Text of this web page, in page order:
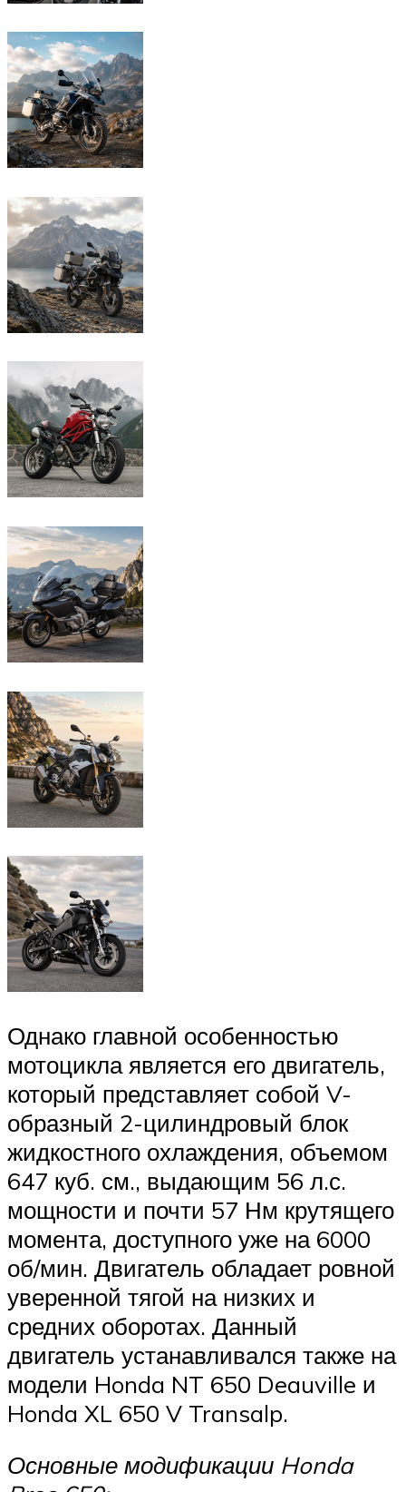
Однако главной особенностью
мотоцикла является его двигатель,
который представляет собой V-
образный 2-цилиндровый блок
жидкостного охлаждения, объемом
647 куб. см., выдающим 56 л.с.
мощности и почти 57 Нм крутящего
момента, доступного уже на 6000
об/мин. Двигатель обладает ровной
уверенной тягой на низких и
средних оборотах. Данный
двигатель устанавливался также на
модели Honda NT 650 Deauville и
Honda XL 650 V Transalp.
Основные модификации Honda